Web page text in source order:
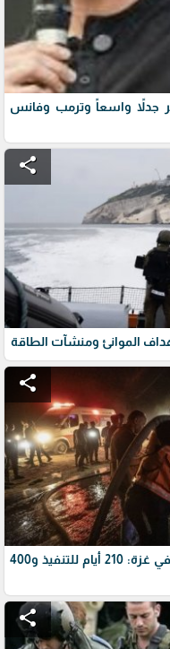
جدلاً واسعاً وترمب وفانس
share
الموانئ ومنشآت الطاقة
share
تفاصيل جديدة حول اتفاق المرحلة الثانية في غزة: 210 أيام للتنفيذ و400
share